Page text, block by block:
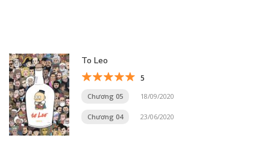
To Leo
5
Chương 05 18/09/2020
Chương 04 23/06/2020